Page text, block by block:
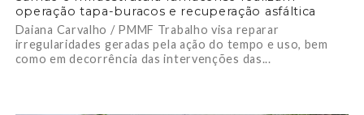
operação tapa-buracos e recuperação asfáltica
Daiana Carvalho / PMMF Trabalho visa reparar
irregularidades geradas pela ação do tempo e uso, bem
como em decorrência das intervenções das...